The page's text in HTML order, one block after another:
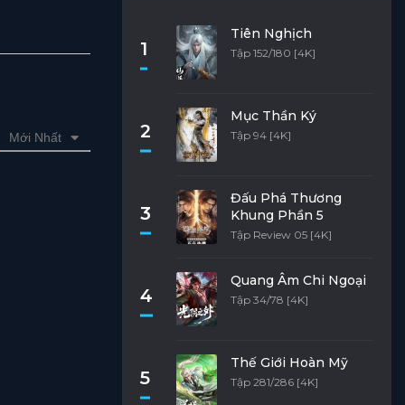
Mới Nhất
1
Tiên Nghịch
Tập 152/180 [4K]
2
Mục Thần Ký
Tập 94 [4K]
3
Đấu Phá Thương
Khung Phần 5
Tập Review 05 [4K]
4
Quang Âm Chi Ngoại
Tập 34/78 [4K]
5
Thế Giới Hoàn Mỹ
Tập 281/286 [4K]